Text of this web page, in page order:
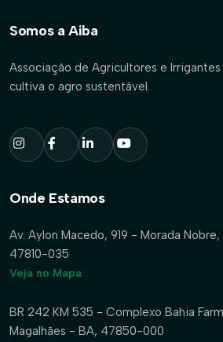
Somos a Aiba
Associação de Agricultores e Irrigantes
cultiva o agro sustentável.
Onde Estamos
Av. Aylon Macedo, 919 - Morada
47810-035
Veja no Mapa
BR 242 KM 535 - Complexo Bahia
Magalhães - BA, 47850-000